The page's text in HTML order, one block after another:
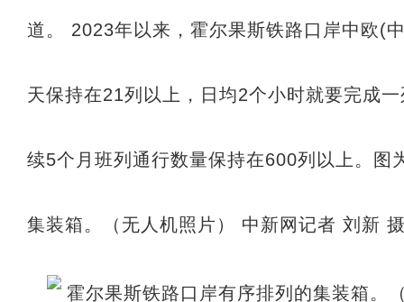
道。 2023年以来，霍尔果斯铁路口岸中欧(
天保持在21列以上，日均2个小时就要完成
续5个月班列通行数量保持在600列以上。图
集装箱。（无人机照片） 中新网记者 刘新